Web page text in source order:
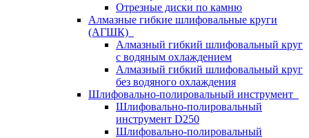
Отрезные диски по камню
Алмазные гибкие шлифовальные круги
(АГШК)
Алмазный гибкий шлифовальный круг
с водяным охлаждением
Алмазный гибкий шлифовальный круг
без водяного охлаждения
Шлифовально-полировальный инструмент
Шлифовально-полировальный
инструмент D250
Шлифовально-полировальный